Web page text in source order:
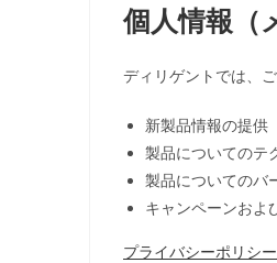
個人情報（
ディリゲントでは、
新製品情報の提供
製品についてのテ
製品についてのバ
キャンペーンおよ
プライバシーポリシ